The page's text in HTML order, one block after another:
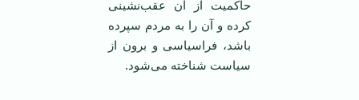
حاکمیت از آن عقب‌نشینی
کرده و آن را به مردم سپرده
باشد، فراسیاسی و برون از
سیاست شناخته می‌شود.